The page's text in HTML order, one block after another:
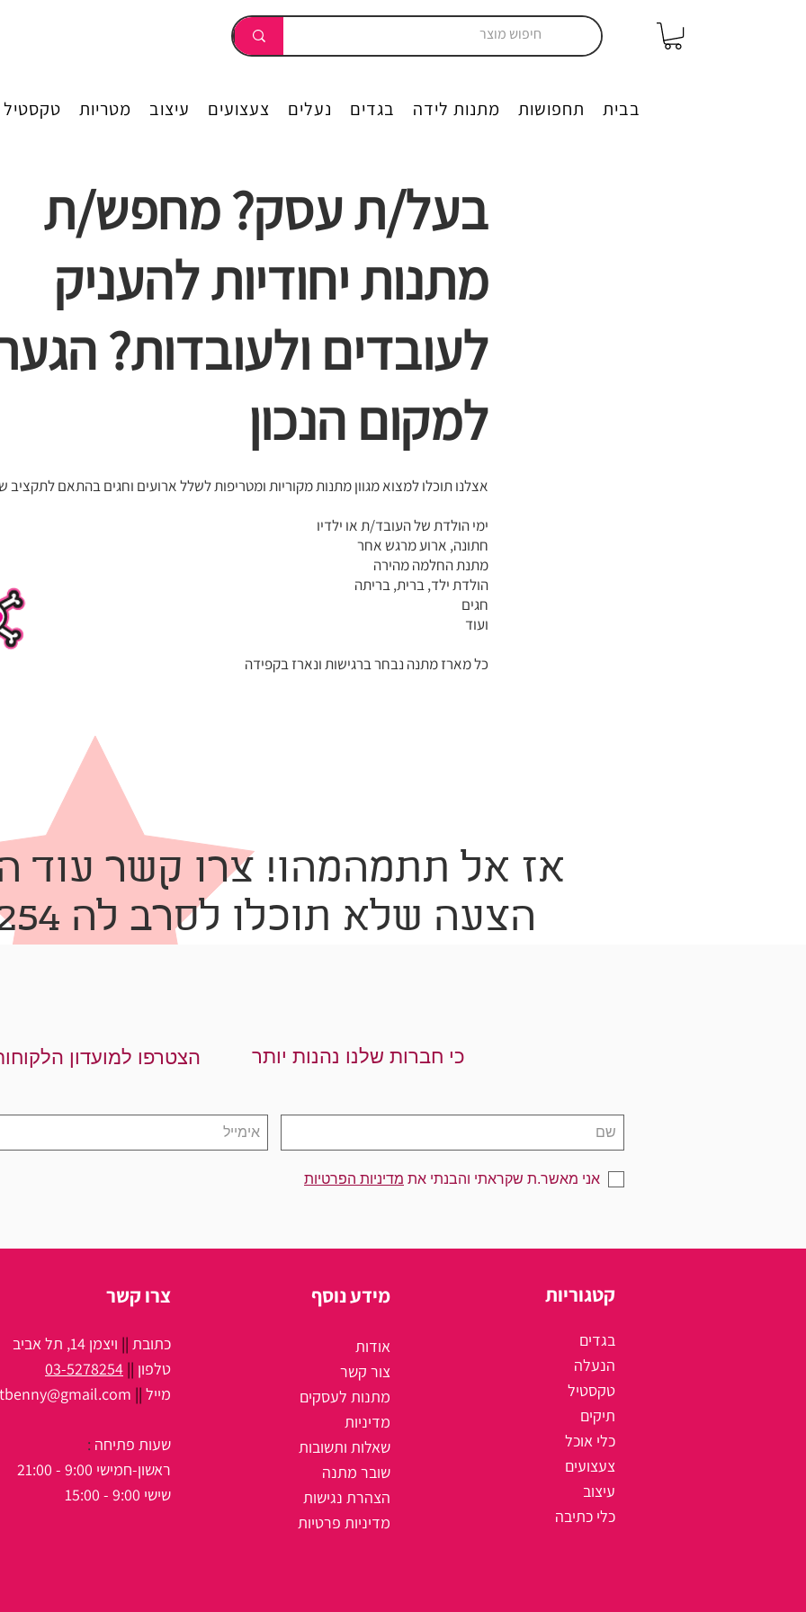
יצירה בבית תחפושות מתנות לידה בגדים נעלים צעצועים עיצוב מטריות טקסטיל
בעל/ת עסק? מחפש/ת
מתנות יחודיות להעניק
לעובדים ולעובדות?
למקום הנכון
אצלנו תוכלו למצוא מגוון מתנות מקוריות ומטריפות לשלל ארועים וחגים בהתאם לתקציב
ימי הולדת של העובד/ת או ילדיו
חתונה, ארוע מרגש אחר
מתנת החלמה מהירה
הולדת ילד, ברית, בריתה
חגים
ועוד
כל מארז מתנה נבחר ברגישות ונארז בקפידה
אז אל תתמהמהו! צרו קשר עוד
הצעה שלא תוכלו לסרב לה 03-5278254
הצטרפו למועדון כי חברות שלנו נהנות יותר
אני מאשר.ת שקראתי והבנתי את מדיניות הפרטיות
צרו קשר
כתובת || ויצמן 14, תל אביב
טלפון ||
03-5278254
|| מייל
שעות פתיחה :
ראשון-חמישי 9:00 - 21:00
שישי 9:00 - 15:00
מידע נוסף
אודות
צור קשר
מתנות לעסקים
מדיניות
שאלות ותשובות
שובר מתנה
הצהרת נגישות
מדיניות פרטיות
קטגוריות
בגדים
הנעלה
טקסטיל
תיקים
כלי אוכל
צעצועים
עיצוב
כלי כתיבה